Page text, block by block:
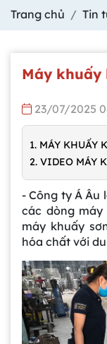
Trang chủ Tin
Máy
23/07/2025
1. MÁY KHUẤY
2. VIDEO MÁY
- Công ty Á Âu
các dòng
máy khuấy
hóa chất với